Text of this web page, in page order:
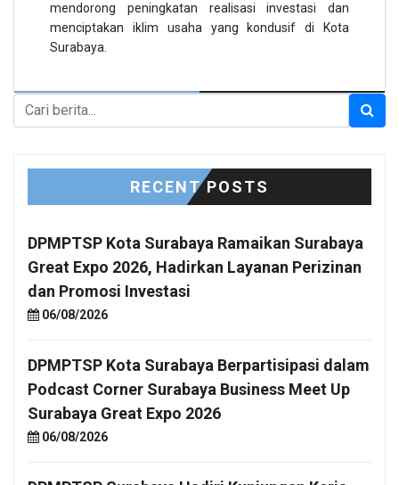
RECENT POSTS
DPMPTSP Kota Surabaya Ramaikan Surabaya
Great Expo 2026, Hadirkan Layanan Perizinan
dan Promosi Investasi
06/08/2026
DPMPTSP Kota Surabaya Berpartisipasi dalam
Podcast Corner Surabaya Business Meet Up
Surabaya Great Expo 2026
06/08/2026
mendorong peningkatan realisasi investasi dan
menciptakan iklim usaha yang kondusif di Kota
Surabaya.